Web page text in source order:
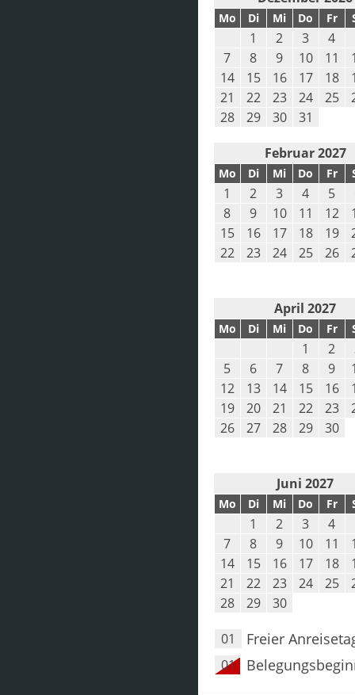
Mo Di Mi Do Fr
1 2 3 4
7
8 9 10 11
14
15 16 17 18
21
22 23 24 25
28
29 30 31
Februar 2027
Mo Di Mi Do Fr
1 2 3 4 5
8
9 10 11 12
15
16 17 18 19
22
23 24 25 26
April 2027
Mo Di Mi Do Fr
1 2
5
6 7 8 9
12
13 14 15 16
19
20 21 22 23
26
27 28 29 30
Juni 2027
Mo Di Mi Do Fr
1 2 3 4
7
8 9 10 11
14
15 16 17 18
21
22 23 24 25
28
29 30
01 Freier
01